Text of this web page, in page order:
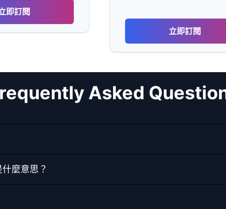
即訂閱
立即訂閱
Asked
麼意思？